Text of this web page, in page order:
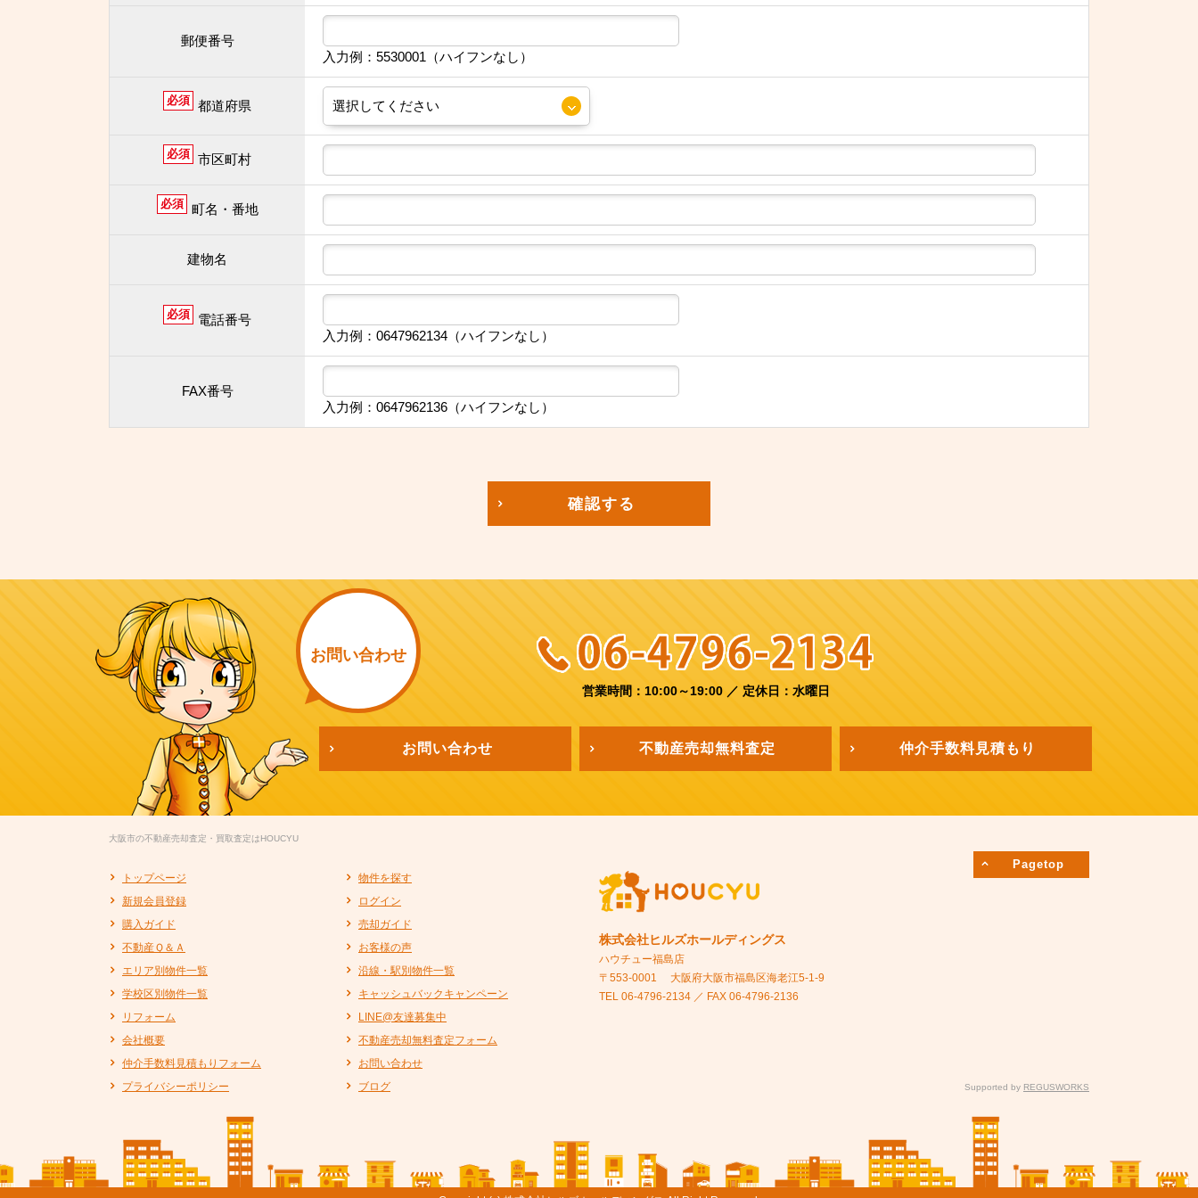
郵便番号
入力例：5530001（ハイフンなし）
必須 都道府県
必須 市区町村
必須 町名・番地
建物名
必須
電話番号
入力例：0647962134（ハイフンなし）
FAX番号
入力例：0647962136（ハイフンなし）
確認する
お問い合わせ
営業時間：10:00～19:00 ／ 定休日：水曜日
お問い合わせ 不動産売却無料査定 仲介手数料見積もり
Pagetop
大阪市の不動産売却査定・買取査定はHOUCYU
トップページ
物件を探す
新規会員登録
ログイン
購入ガイド
売却ガイド
不動産Ｑ＆Ａ
お客様の声
エリア別物件一覧
沿線・駅別物件一覧
学校区別物件一覧
キャッシュバックキャンペーン
リフォーム
LINE@友達募集中
会社概要
不動産売却無料査定フォーム
仲介手数料見積もりフォーム
お問い合わせ
プライバシーポリシー
ブログ
株式会社ヒルズホールディングス
ハウチュー福島店
〒553-0001
大阪府大阪市福島区海老江5-1-9
TEL 06-4796-2134 ／ FAX 06-4796-2136
Supported by REGUSWORKS